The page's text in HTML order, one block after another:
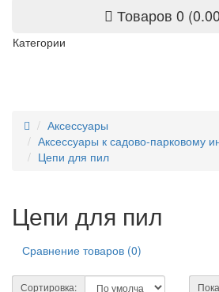
Товаров 0
Категории
Аксессуары
Аксессуары к садово-парковому
Цепи для пил
Цепи для пил
Сравнение товаров (0)
Сортировка: